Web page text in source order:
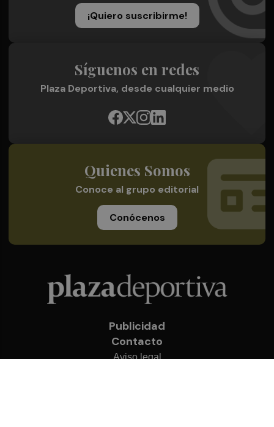
¡Quiero suscribirme!
Síguenos en redes
Plaza Deportiva, desde cualquier medio
Quienes Somos
Conoce al grupo editorial
Conócenos
Publicidad
Contacto
Aviso legal